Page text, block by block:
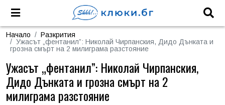
Начало
Разкрития
Ужасът „фентанил”: Николай Чирпанския, Дидо Дънката и
грозна смърт на 2 милиграма разстояние
Ужасът „фентанил”: Николай Чирпанския,
Дидо Дънката и грозна смърт на 2
милиграма разстояние